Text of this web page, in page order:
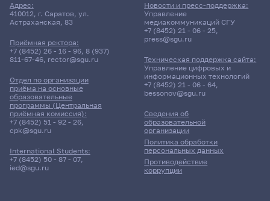
Охрана труда в электронной
промышленности
2051гр., Институт физики
Д/о
8 корпус, 309 комната
29 мая 2026 г. 10:00
Охрана труда
Адрес:
410012, г. Саратов, ул.
Астраханская, 83
Приёмная ректора:
+7 (8452) 26 - 16 - 96, 8 (937)
811-67-46, rector@sgu.ru
Отдел по организации
приёма на основные
образовательные
программы (Центральная
приёмная комиссия):
+7 (8452) 51 - 92 - 26,
cpk@sgu.ru
International Students:
+7 (8452) 50 - 87 - 07,
ied@sgu.ru
Сведения об
образовательной
организации
Политика обработки
персональных данных
Противодействие
коррупции
Новости и пресс-поддержка:
Управление
медиакоммуникаций СГУ
+7 (8452) 21 - 06 - 25,
press@sgu.ru
Техническая поддержка сайта:
Управление цифровых и
информационных технологий
+7 (8452) 21 - 06 - 64,
bessonov@sgu.ru